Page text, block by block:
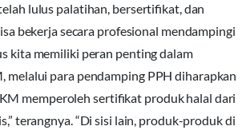
lulus palatihan, bersertifikat, dan
bekerja secara profesional mendampingi
kita memiliki peran penting dalam
melalui para pendamping PPH diharapkan
memperoleh sertifikat produk halal dari
terangnya. “Di sisi lain, produk-produk di